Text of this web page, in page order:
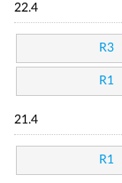
22.4
R3
R1
21.4
R1